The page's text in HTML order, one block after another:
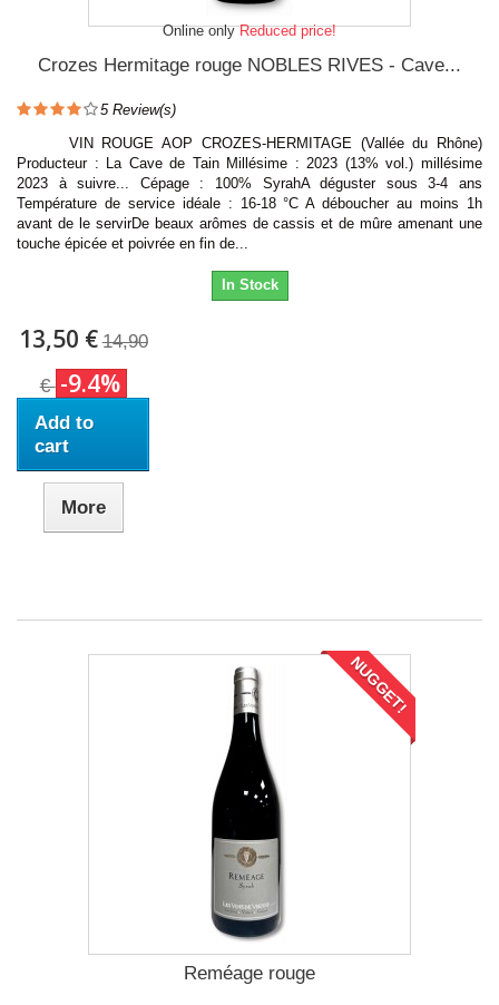
Online only Reduced price!
Crozes Hermitage rouge NOBLES RIVES - Cave...
5Review(s)
VIN ROUGE AOP CROZES-HERMITAGE (Vallée du Rhône)
Producteur : La Cave de Tain Millésime : 2023 (13% vol.) millésime
2023 à suivre... Cépage : 100% SyrahA déguster sous 3-4 ans
Température de service idéale : 16-18 °C A déboucher au moins 1h
avant de le servirDe beaux arômes de cassis et de mûre amenant une
touche épicée et poivrée en fin de...
In Stock
13,50 € 14,90
€ -9.4%
Add to
cart
More
NUGGET!
Reméage rouge